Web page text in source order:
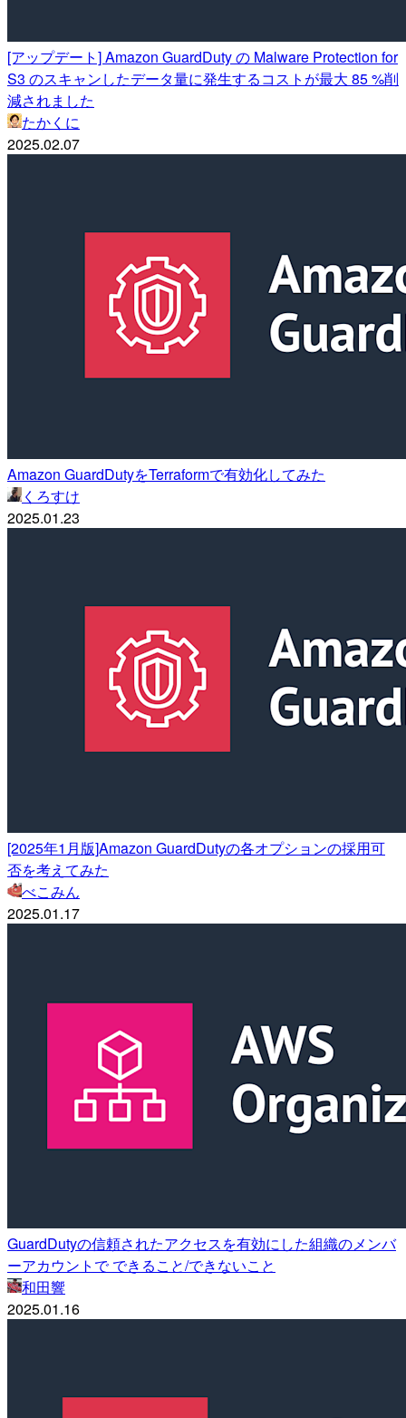
[アップデート] Amazon GuardDuty の Malware Protection for
S3 のスキャンしたデータ量に発生するコストが最大 85 %削
減されました
たかくに
2025.02.07
Amazon GuardDutyをTerraformで有効化してみた
くろすけ
2025.01.23
[2025年1月版]Amazon GuardDutyの各オプションの採用可
否を考えてみた
べこみん
2025.01.17
GuardDutyの信頼されたアクセスを有効にした組織のメンバ
ーアカウントで できること/できないこと
和田響
2025.01.16